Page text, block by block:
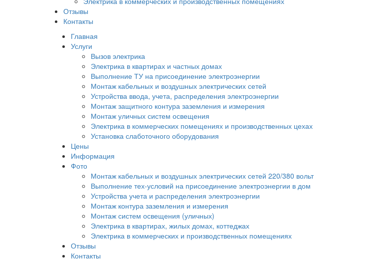
Отзывы
Контакты
Главная
Услуги
Вызов электрика
Электрика в квартирах и частных домах
Выполнение ТУ на присоединение электроэнергии
Монтаж кабельных и воздушных электрических сетей
Устройства ввода, учета, распределения электроэнергии
Монтаж защитного контура заземления и измерения
Монтаж уличных систем освещения
Электрика в коммерческих помещениях и производственных цехах
Установка слаботочного оборудования
Цены
Информация
Фото
Монтаж кабельных и воздушных электрических сетей 220/380 вольт
Выполнение тех-условий на присоединение электроэнергии в дом
Устройства учета и распределения электроэнергии
Монтаж контура заземления и измерения
Монтаж систем освещения (уличных)
Электрика в квартирах, жилых домах, коттеджах
Электрика в коммерческих и производственных помещениях
Отзывы
Контакты